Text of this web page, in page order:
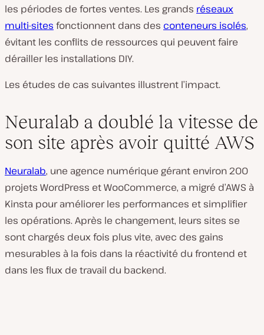
les périodes de fortes ventes. Les grands réseaux
multi-sites fonctionnent dans des conteneurs isolés,
évitant les conflits de ressources qui peuvent faire
dérailler les installations DIY.
Les études de cas suivantes illustrent l’impact.
Neuralab a doublé la vitesse de
son site après avoir quitté AWS
Neuralab, une agence numérique gérant environ 200
projets WordPress et WooCommerce, a migré d’AWS à
Kinsta pour améliorer les performances et simplifier
les opérations. Après le changement, leurs sites se
sont chargés deux fois plus vite, avec des gains
mesurables à la fois dans la réactivité du frontend et
dans les flux de travail du backend.